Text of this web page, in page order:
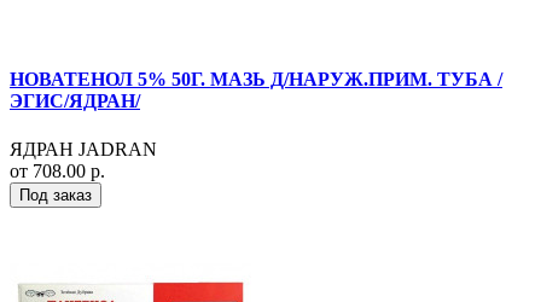
НОВАТЕНОЛ 5% 50Г. МАЗЬ Д/НАРУЖ.ПРИМ. ТУБА /
ЭГИС/ЯДРАН/
ЯДРАН JADRAN
от 708.00 р.
Под заказ